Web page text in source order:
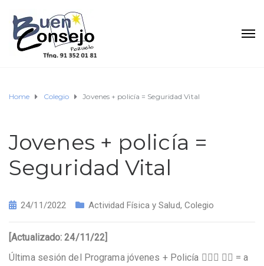
Home Colegio Jovenes + policía = Seguridad Vital
Jovenes + policía =
Seguridad Vital
24/11/2022 Actividad Física y Salud, Colegio
[Actualizado: 24/11/22]
Última sesión del Programa jóvenes + Policía 👮🏻‍♀️ 👮‍♂️ = a